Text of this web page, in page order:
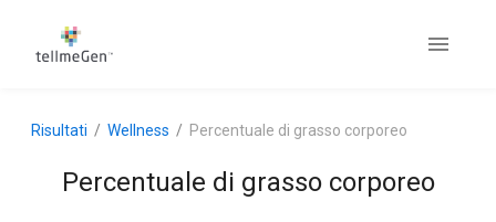
Risultati Wellness Percentuale di grasso corporeo
Percentuale di grasso corporeo